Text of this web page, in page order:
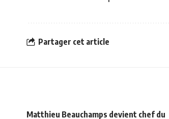
Partager cet article
Matthieu Beauchamps devient chef du